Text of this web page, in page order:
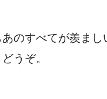
のすべてが羨ま
うぞ。